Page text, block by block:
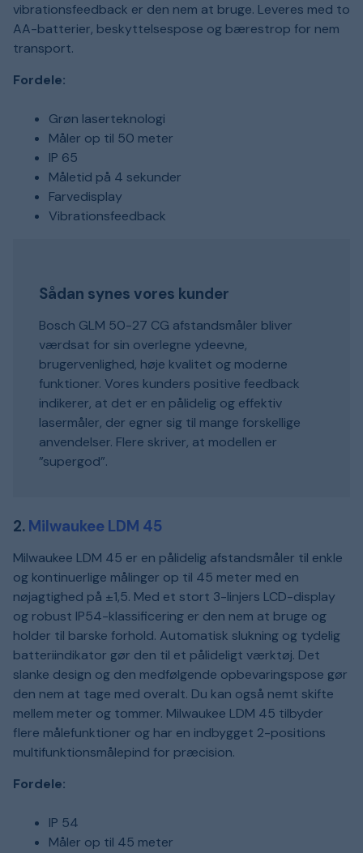
vibrationsfeedback er den nem at bruge. Leveres med to
AA-batterier, beskyttelsespose og bærestrop for nem
transport.
Fordele:
Grøn laserteknologi
Måler op til 50 meter
IP 65
Måletid på 4 sekunder
Farvedisplay
Vibrationsfeedback
Sådan synes vores kunder
Bosch GLM 50-27 CG afstandsmåler bliver
værdsat for sin overlegne ydeevne,
brugervenlighed, høje kvalitet og moderne
funktioner. Vores kunders positive feedback
indikerer, at det er en pålidelig og effektiv
lasermåler, der egner sig til mange forskellige
anvendelser. Flere skriver, at modellen er
”supergod”.
2. Milwaukee LDM 45
Milwaukee LDM 45 er en pålidelig afstandsmåler til enkle
og kontinuerlige målinger op til 45 meter med en
nøjagtighed på ±1,5. Med et stort 3-linjers LCD-display
og robust IP54-klassificering er den nem at bruge og
holder til barske forhold. Automatisk slukning og tydelig
batteriindikator gør den til et pålideligt værktøj. Det
slanke design og den medfølgende opbevaringspose gør
den nem at tage med overalt. Du kan også nemt skifte
mellem meter og tommer. Milwaukee LDM 45 tilbyder
flere målefunktioner og har en indbygget 2-positions
multifunktionsmålepind for præcision.
Fordele:
IP 54
Måler op til 45 meter